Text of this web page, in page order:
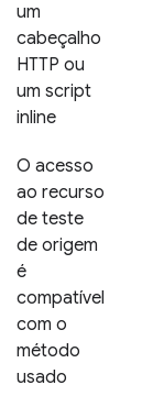
um
cabeçalho
HTTP ou
um script
inline
O acesso
ao recurso
de teste
de origem
é
compatível
com o
método
usado